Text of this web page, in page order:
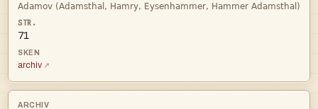

71
archiv